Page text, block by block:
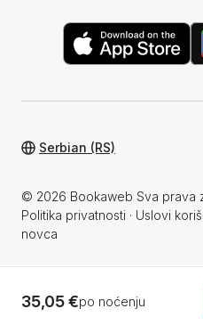
35,05 €po noćenju
© 2026 Bookaweb Sva prava
Politika privatnosti · Uslovi
novca
Serbian (RS)